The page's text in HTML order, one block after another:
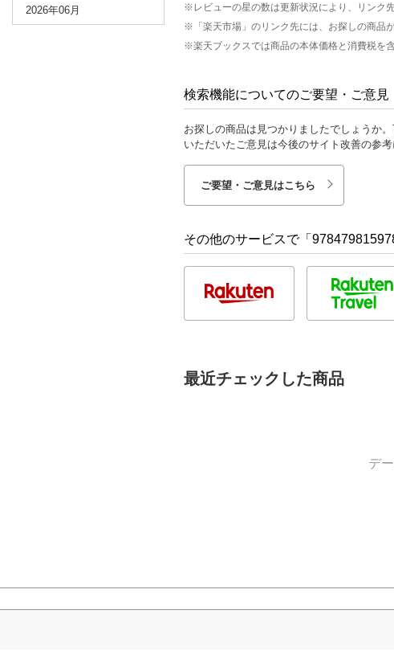
2026年06月
※レビューの星の数は更新状況により、リンク
※「楽天市場」のリンク先には、お探しの商品
※楽天ブックスでは商品の本体価格と消費税を
検索機能についてのご要望・ご意見
お探しの商品は見つかりましたでしょうか
いただいたご意見は今後のサイト改善の参考
ご要望・ご意見はこちら
その他のサービスで「
最近チェックした商品
デ